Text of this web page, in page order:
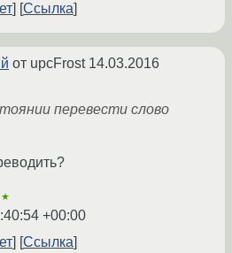
Ссылка
от upcFrost 14.03.2016
перевести слово
+00:00
Ссылка